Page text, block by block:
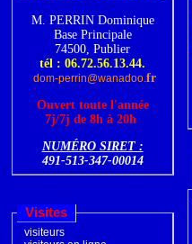
M. PERRIN Dominique
Base Principale
74500, Publier
tél : 06.72.56.13.44.
dom-perrin@wanadoo.fr
Ouvert toute l'année
7j/7j de 8h à 20h
NUMÉRO SIRET :
491-513-347-00014
Visites
visiteurs